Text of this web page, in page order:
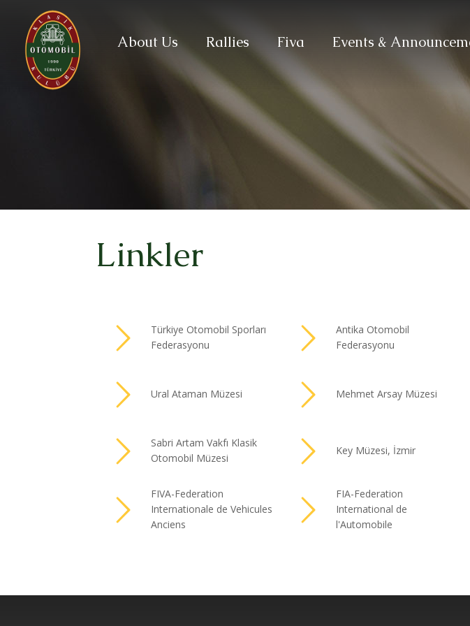
About Us Rallies Fiva Events &
Linkler
Türkiye Otomobil Sporları
Federasyonu
Antika Otomobil
Federasyonu
Ural Ataman Müzesi Mehmet Arsay Müzesi
Sabri Artam Vakfı Klasik
Otomobil Müzesi
Key Müzesi, İzmir
FIVA-Federation
Internationale de Vehicules
Anciens
FIA-Federation
International de
l'Automobile